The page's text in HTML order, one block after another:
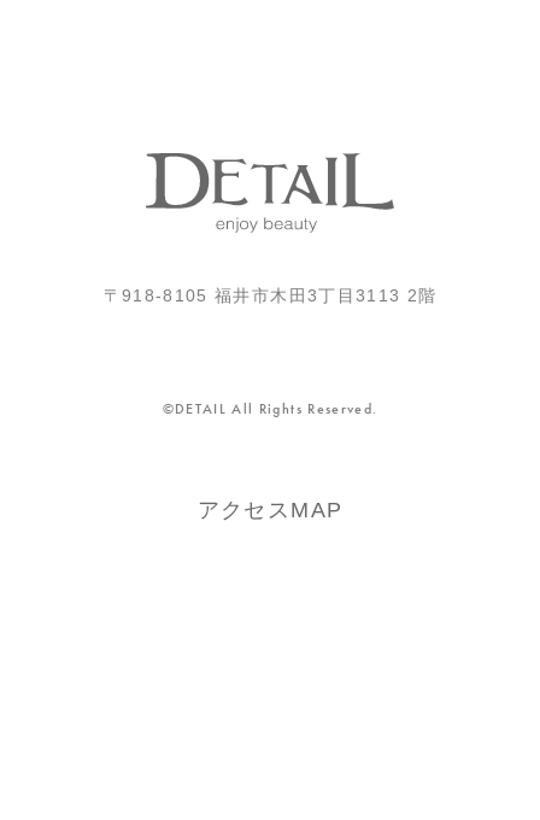
〒918-8105 福井市木田3丁目3113 2階
©︎DETAIL All Rights Reserved.
アクセスMAP